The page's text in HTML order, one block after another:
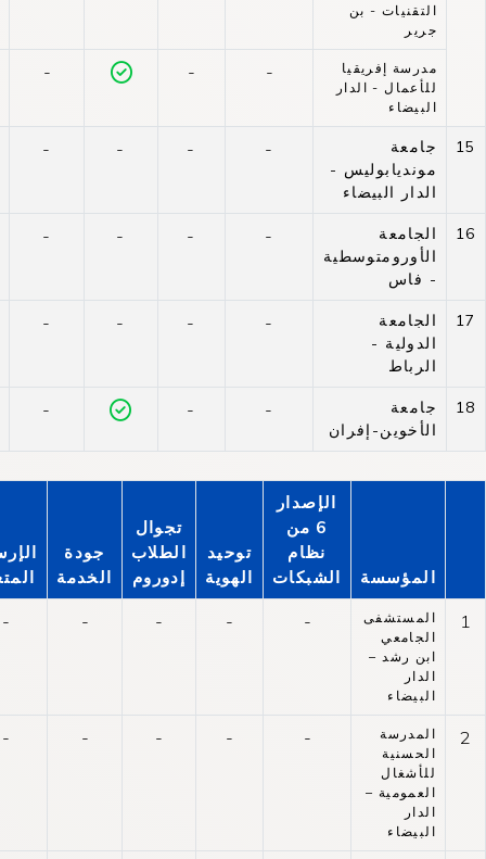
التقنيات - بن
جرير
مدرسة إفريقيا
للأعمال - الدار
البيضاء
-
-
-
15
جامعة
مونديابوليس -
الدار البيضاء
-
-
-
-
16
الجامعة
الأورومتوسطية
- فاس
-
-
-
-
17
الجامعة
الدولية -
الرباط
-
-
-
-
18
جامعة
الأخوين-إفران
-
-
-
المؤسسة
الإصدار
6 من
نظام
الشبكات
توحيد
الهوية
تجوال
الطلاب
إدوروم
جودة
الخدمة
1
المستشفى
الجامعي
ابن رشد –
الدار
البيضاء
-
-
-
-
-
2
المدرسة
الحسنية
للأشغال
العمومية –
الدار
البيضاء
-
-
-
-
-